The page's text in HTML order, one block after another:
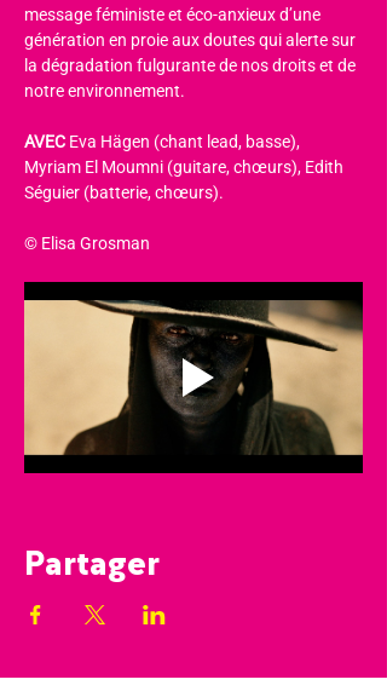
message féministe et éco-anxieux d’une
génération en proie aux doutes qui alerte sur
la dégradation fulgurante de nos droits et de
notre environnement.
AVEC Eva Hägen (chant lead, basse),
Myriam El Moumni (guitare, chœurs), Edith
Séguier (batterie, chœurs).
© Elisa Grosman
Partager